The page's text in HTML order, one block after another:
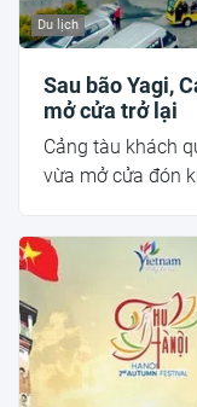
Du lịch
Sau bão Yagi,
mở cửa trở lại
Cảng tàu khách
vừa mở cửa đón